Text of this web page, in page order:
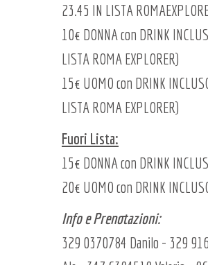
23.45 IN LISTA
10€ DONNA con DRINK
LISTA ROMA EXPLORER)
15€ UOMO con DRINK
LISTA ROMA EXPLORER)
Fuori Lista:
15€ DONNA con DRINK
20€ UOMO con DRINK
Info e Prenotazioni:
329 0370784 Danilo - 329